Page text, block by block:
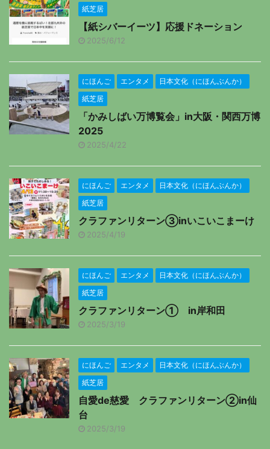
紙芝居
【紙シバーイーツ】応援ドネーション
2025/6/12
にほんご エンタメ
日本文化（にほんぶんか）
紙芝居
「かみしばい万博覧会」in大阪・関西万博
2025
2025/4/22
にほんご エンタメ
日本文化（にほんぶんか）
紙芝居
クラファンリターン③inいこいこまーけ
2025/4/19
にほんご エンタメ
日本文化（にほんぶんか）
紙芝居
クラファンリターン① in岸和田
2025/3/19
にほんご エンタメ
日本文化（にほんぶんか）
紙芝居
自愛de慈愛 クラファンリターン②in仙
台
2025/3/19